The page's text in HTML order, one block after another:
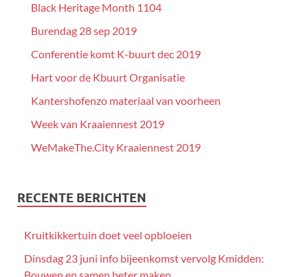
Black Heritage Month 1104
Burendag 28 sep 2019
Conferentie komt K-buurt dec 2019
Hart voor de Kbuurt Organisatie
Kantershofenzo materiaal van voorheen
Week van Kraaiennest 2019
WeMakeThe.City Kraaiennest 2019
RECENTE BERICHTEN
Kruitkikkertuin doet veel opbloeien
Dinsdag 23 juni info bijeenkomst vervolg Kmidden: